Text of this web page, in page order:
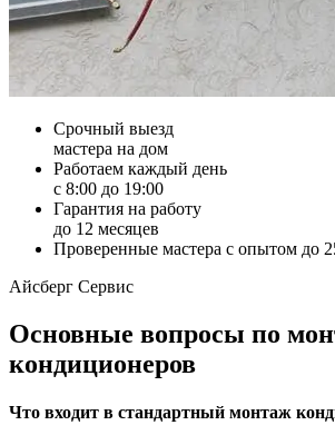
Срочный выезд
мастера на дом
Работаем каждый день
с 8:00 до 19:00
Гарантия на работу
до 12 месяцев
Проверенные мастера с опытом до
Айсберг Сервис
Основные вопросы по
кондиционеров
Что входит в стандартный монтаж